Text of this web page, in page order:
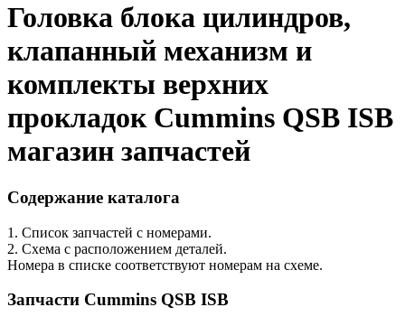
Головка блока цилиндров,
клапанный механизм и
комплекты верхних
прокладок Cummins QSB ISB
магазин запчастей
Содержание каталога
1. Список запчастей с номерами.
2. Схема с расположением деталей.
Номера в списке соответствуют номерам на схеме.
Запчасти Cummins QSB ISB